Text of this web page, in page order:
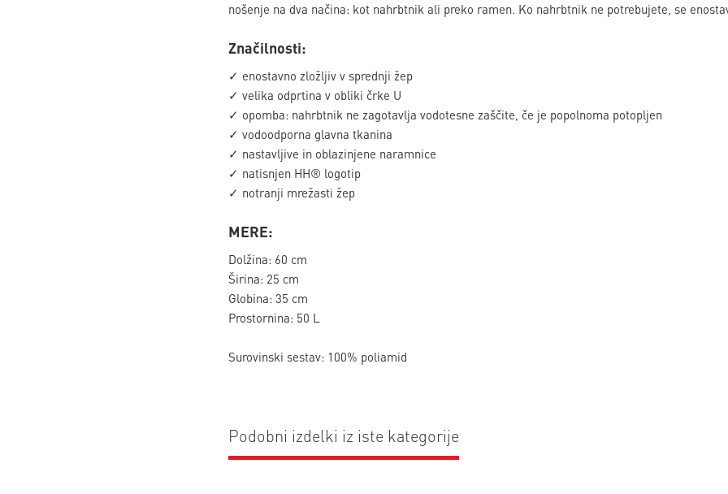
nošenje na dva načina: kot nahrbtnik ali preko ramen. Ko nahrbtnik ne potrebujete, se
Značilnosti:
✓ enostavno zložljiv v sprednji žep
✓ velika odprtina v obliki črke U
✓ opomba: nahrbtnik ne zagotavlja vodotesne zaščite, če je popolnoma potopljen
✓ vodoodporna glavna tkanina
✓ nastavljive in oblazinjene naramnice
✓ natisnjen HH® logotip
✓ notranji mrežasti žep
MERE:
Dolžina: 60 cm
Širina: 25 cm
Globina: 35 cm
Prostornina: 50 L
Surovinski sestav: 100% poliamid
Podobni izdelki iz iste kategorije